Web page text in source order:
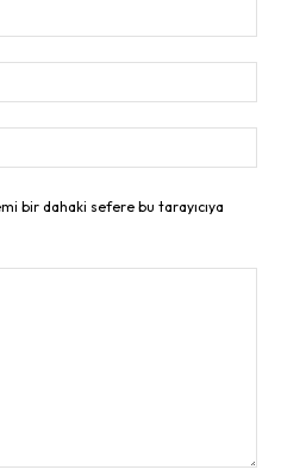
bir dahaki sefere bu tarayıcıya